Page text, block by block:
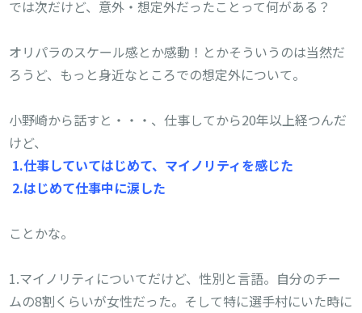
では次だけど、意外・想定外だったことって何がある？
オリパラのスケール感とか感動！とかそういうのは当然だ
ろうど、もっと身近なところでの想定外について。
小野崎から話すと・・・、仕事してから20年以上経つんだ
1.仕事していてはじめて、マイノリティを感じた
2.はじめて仕事中に涙した
ことかな。
1.マイノリティについてだけど、性別と言語。自分のチー
ムの8割くらいが女性だった。そして特に選手村にいた時に